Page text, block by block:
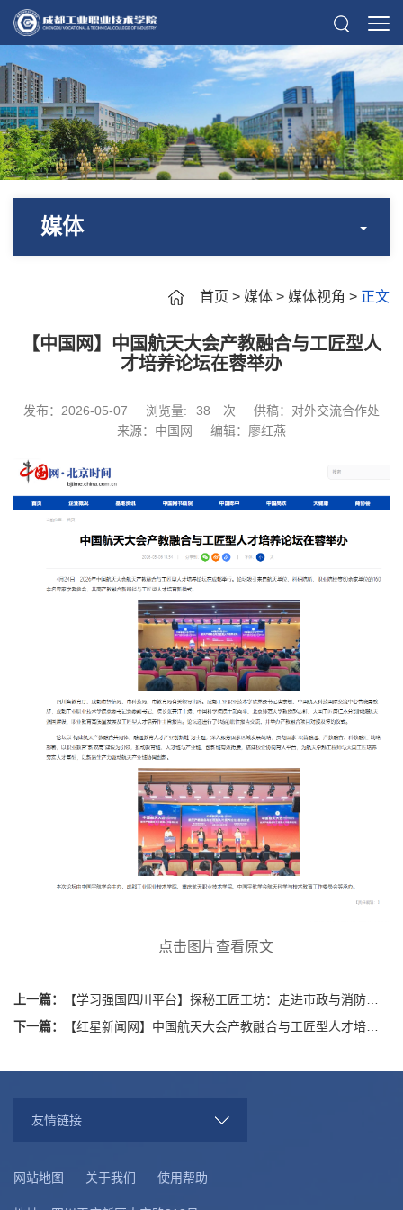
媒体
首页 > 媒体 > 媒体视角 > 正文
【中国网】中国航天大会产教融合与工匠型人
才培养论坛在蓉举办
发布：2026-05-07 浏览量: 38 次
供稿：对外交流合作处
来源：中国网
编辑：廖红燕
点击图片查看原文
上一篇：
【学习强国四川平台】探秘工匠工坊：走进市政与消防技能工坊
下一篇：
【红星新闻网】中国航天大会产教融合与工匠型人才培养论坛在蓉举办
友情链接
网站地图 关于我们 使用帮助